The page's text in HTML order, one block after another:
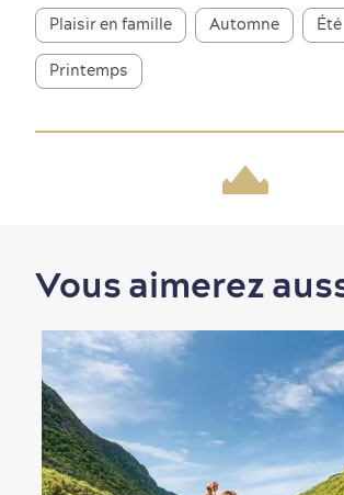
Nature à proximité
En famille
Plaisir en famille Automne Été
Printemps
Vous aimerez